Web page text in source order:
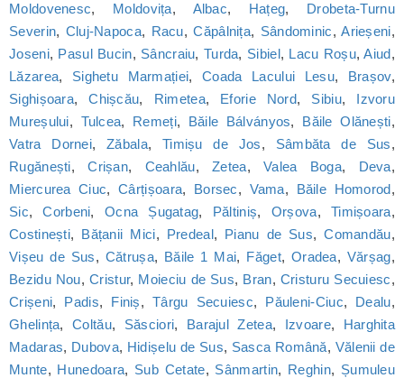
Moldovenesc, Moldovița, Albac, Hațeg, Drobeta-Turnu
Severin, Cluj-Napoca, Racu,Căpâlnița, Sândominic,Arieșeni,
Joseni, Pasul Bucin, Sâncraiu, Turda, Sibiel, Lacu Roșu,Aiud,
Lăzarea, Sighetu Marmației,Coada Lacului Lesu, Brașov,
Sighișoara,Chișcău, Rimetea, Eforie Nord, Sibiu, Izvoru
Mureșului, Tulcea, Remeți, Băile Bálványos, Băile Olănești,
Vatra Dornei,Zăbala, Timișu de Jos, Sâmbăta de Sus,
Rugănești,Crișan, Ceahlău,Zetea,Valea Boga, Deva,
Miercurea Ciuc,Cârțișoara, Borsec, Vama, Băile Homorod,
Sic,Corbeni, Ocna Șugatag, Păltiniș, Orșova, Timișoara,
Costinești, Bățanii Mici, Predeal, Pianu de Sus,Comandău,
Vișeu de Sus, Cătrușa, Băile 1 Mai, Făget, Oradea, Vărșag,
Bezidu Nou,Cristur, Moieciu de Sus, Bran, Cristuru Secuiesc,
Crișeni, Padis, Finiș,Târgu Secuiesc, Păuleni-Ciuc, Dealu,
Ghelința,Coltău, Săsciori, Barajul Zetea, Izvoare, Harghita
Madaras, Dubova, Hidișelu de Sus, Sasca Română, Vălenii de
Munte, Hunedoara, Sub Cetate, Sânmartin, Reghin, Șumuleu